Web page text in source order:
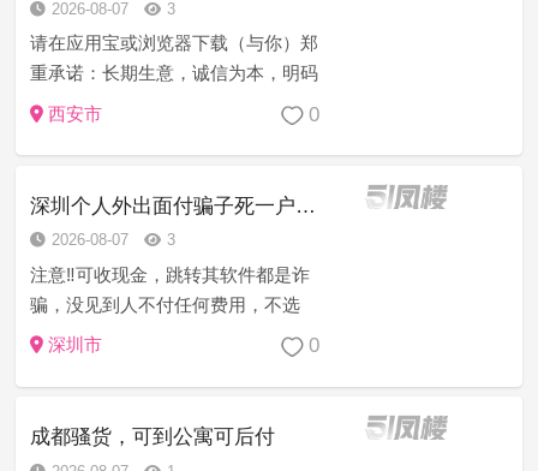
2026-08-07 3
请在应用宝或浏览器下载（与你）郑
重承诺：长期生意，诚信为本，明码
消费无套路，信誉第一服务至上，妹
照，如不满意可免费退换，安全可
西安市 0
深圳个人外出面付骗子死一户口本
2026-08-07 3
注意‼️可收现金，跳转其软件都是诈
骗，没见到人不付任何费用，不选
人，没有客服，都是妹妹自己聊，没
第三方联系方式也是诈骗，由于骗子
深圳市 0
成都骚货，可到公寓可后付